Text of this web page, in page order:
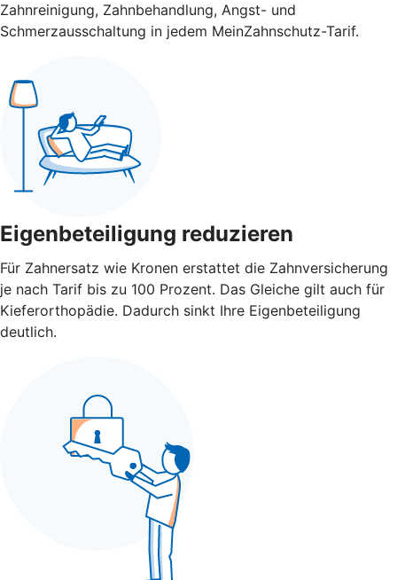
Zahnreinigung, Zahnbehandlung, Angst- und
Schmerzausschaltung in jedem MeinZahnschutz-Tarif.
Eigenbeteiligung reduzieren
Für Zahnersatz wie Kronen erstattet die Zahnversicherung
je nach Tarif bis zu 100 Prozent. Das Gleiche gilt auch für
Kieferorthopädie. Dadurch sinkt Ihre Eigenbeteiligung
deutlich.